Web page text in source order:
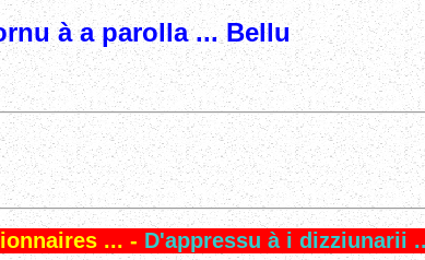
à a parolla ... Bellu
... - D'appressu à i dizziunarii